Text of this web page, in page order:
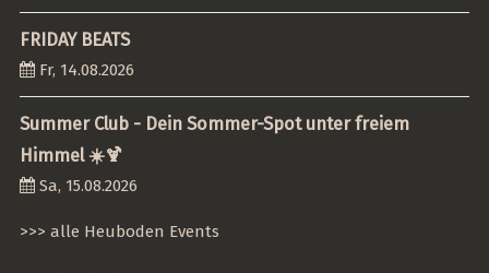
FRIDAY BEATS
Fr, 14.08.2026
Summer Club - Dein Sommer-Spot unter freiem
Himmel ☀️🍹
Sa, 15.08.2026
>>> alle Heuboden Events